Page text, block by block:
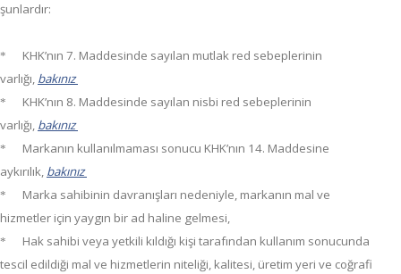
şunlardır:
*
KHK’nın 7. Maddesinde sayılan mutlak red sebeplerinin
varlığı, bakınız
*
KHK’nın 8. Maddesinde sayılan nisbi red sebeplerinin
varlığı, bakınız
*
Markanın kullanılmaması sonucu KHK’nın 14. Maddesine
aykırılık, bakınız
*
Marka sahibinin davranışları nedeniyle, markanın mal ve
hizmetler için yaygın bir ad haline gelmesi,
*
Hak sahibi veya yetkili kıldığı kişi tarafından kullanım sonucunda
tescil edildiği mal ve hizmetlerin niteliği, kalitesi, üretim yeri ve coğrafi